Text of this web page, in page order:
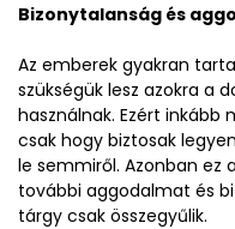
Bizonytalanság és
Az emberek gyakran
szükségük lesz azokra a
használnak. Ezért
csak hogy biztosak
le semmiről. Azonban ez
további aggodalmat és
tárgy csak összegyűlik.